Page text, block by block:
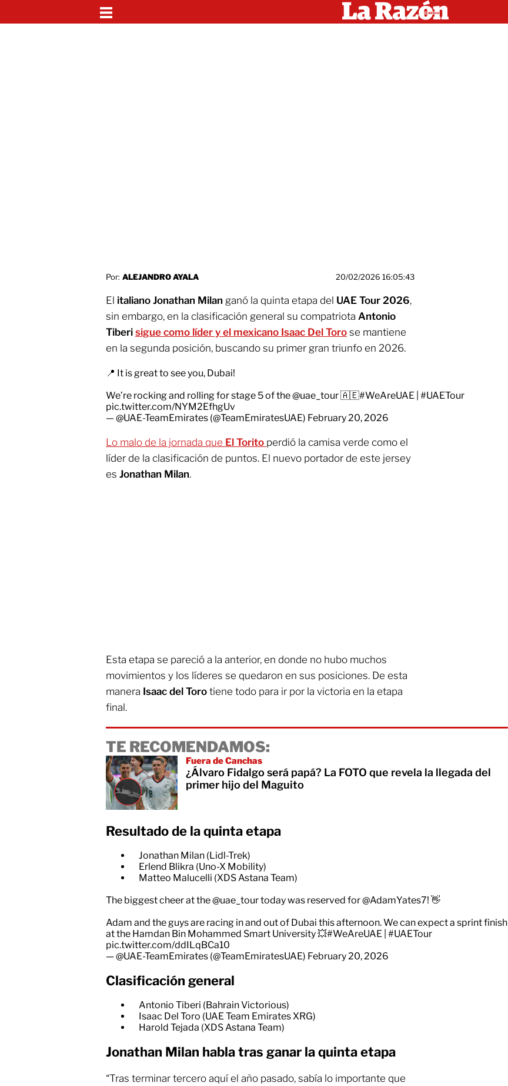
Por: ALEJANDRO AYALA 20/02/2026 16:05:43
El italiano Jonathan Milan ganó la quinta etapa del UAE Tour 2026,
sin embargo, en la clasificación general su compatriota Antonio
Tiberi sigue como líder y el mexicano Isaac Del Toro se mantiene
en la segunda posición, buscando su primer gran triunfo en 2026.
📍 It is great to see you, Dubai!
We’re rocking and rolling for stage 5 of the@uae_tour🇦🇪#WeAreUAE #UAETour
pic.twitter.com/NYM2EfhgUv
— @UAE-TeamEmirates (@TeamEmiratesUAE) February 20, 2026
Lo malo de la jornada que El Torito perdió la camisa verde como el
líder de la clasificación de puntos. El nuevo portador de este jersey
es Jonathan Milan.
Esta etapa se pareció a la anterior, en donde no hubo muchos
movimientos y los líderes se quedaron en sus posiciones. De esta
manera Isaac del Toro tiene todo para ir por la victoria en la etapa
final.
TE RECOMENDAMOS:
Fuera de Canchas
¿Álvaro Fidalgo será papá? La FOTO que revela la llegada del
primer hijo del Maguito
Resultado de la quinta etapa
Jonathan Milan (Lidl-Trek)
Erlend Blikra (Uno-X Mobility)
Matteo Malucelli (XDS Astana Team)
The biggest cheer at the@uae_tourtoday was reserved for@AdamYates7! 👋
Adam and the guys are racing in and out of Dubai this afternoon. We can expect a sprint finish
at the Hamdan Bin Mohammed Smart University 💥#WeAreUAE #UAETour
pic.twitter.com/ddILqBCa10
— @UAE-TeamEmirates (@TeamEmiratesUAE) February 20, 2026
Clasificación general
Antonio Tiberi (Bahrain Victorious)
Isaac Del Toro (UAE Team Emirates XRG)
Harold Tejada (XDS Astana Team)
Jonathan Milan habla tras ganar la quinta etapa
“Tras terminar tercero aquí el año pasado, sabía lo importante que